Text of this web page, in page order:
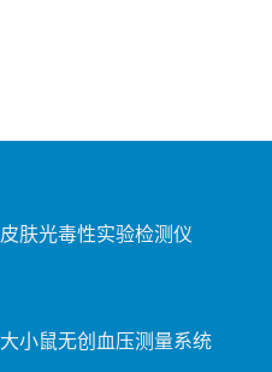
皮肤光毒性实验检测仪
大小鼠无创血压测量系统